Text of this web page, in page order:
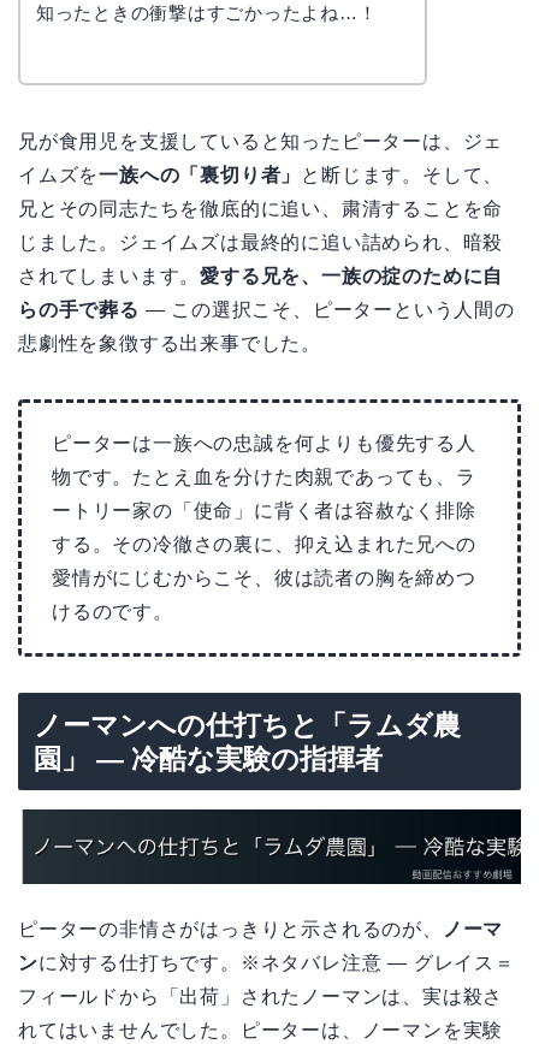
知ったときの衝撃はすごかったよね…！
兄が食用児を支援していると知ったピーターは、ジェ
イムズを一族への「裏切り者」
と断じます。そして、
兄とその同志たちを徹底的に追い、粛清することを命
じました。ジェイムズは最終的に追い詰められ、暗殺
されてしまいます。愛する兄を、一族の掟のために自
らの手で葬る — この選択こそ、ピーターという人間の
悲劇性を象徴する出来事でした。
ピーターは一族への忠誠を何よりも優先する人
物です。たとえ血を分けた肉親であっても、ラ
ートリー家の「使命」に背く者は容赦なく排除
する。その冷徹さの裏に、抑え込まれた兄への
愛情がにじむからこそ、彼は読者の胸を締めつ
けるのです。
ノーマンへの仕打ちと「ラムダ農
園」 — 冷酷な実験の指揮者
ピーターの非情さがはっきりと示されるのが、
ノーマ
ンに対する仕打ちです。※ネタバレ注意 — グレイス＝
フィールドから「出荷」されたノーマンは、実は殺さ
れてはいませんでした。ピーターは、ノーマンを実験